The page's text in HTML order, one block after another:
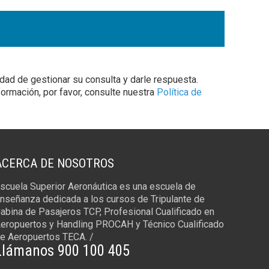
de gestionar su consulta y darle respuesta.
por favor, consulte nuestra Política de
DE NOSOTROS
Superior Aeronáutica es una escuela de
dedicada a los cursos de Tripulante de
de Pasajeros TCP, Profesional Cualificado en
y Handling PROCAH y Técnico Cualificado
Aeropuertos TECA. /
900 100 405